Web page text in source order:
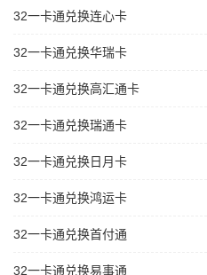
32一卡通兑换连心卡
32一卡通兑换华瑞卡
32一卡通兑换高汇通卡
32一卡通兑换瑞通卡
32一卡通兑换日月卡
32一卡通兑换鸿运卡
32一卡通兑换首付通
32一卡通兑换易事通